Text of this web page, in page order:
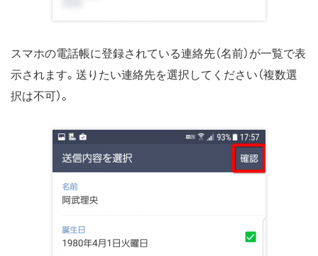
スマホの電話帳に登録されている連絡先（名前）が一覧で表
示されます。送りたい連絡先を選択してください（複数選
択は不可）。